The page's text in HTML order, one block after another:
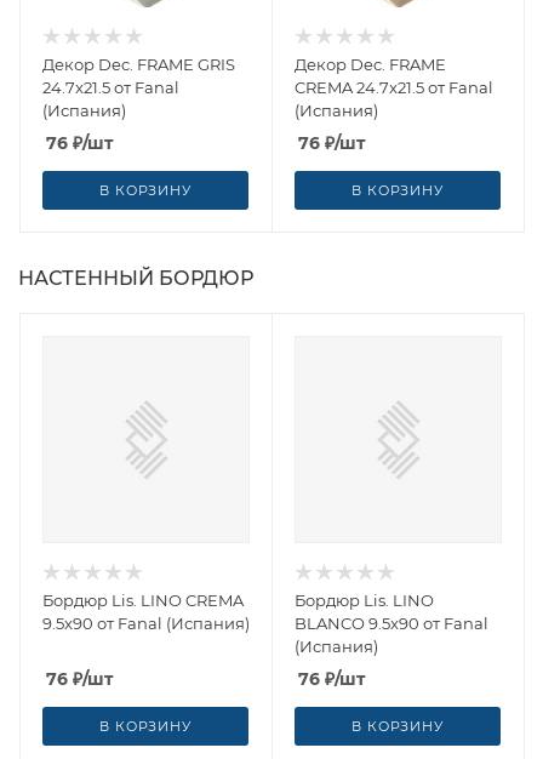
Декор Dec. FRAME GRIS
24.7x21.5 от Fanal
(Испания)
76 ₽/шт
В КОРЗИНУ
Декор Dec. FRAME
CREMA 24.7x21.5 от Fanal
(Испания)
76 ₽/шт
В КОРЗИНУ
НАСТЕННЫЙ БОРДЮР
Бордюр Lis. LINO CREMA
9.5x90 от Fanal (Испания)
76 ₽/шт
В КОРЗИНУ
Бордюр Lis. LINO
BLANCO 9.5x90 от Fanal
(Испания)
76 ₽/шт
В КОРЗИНУ